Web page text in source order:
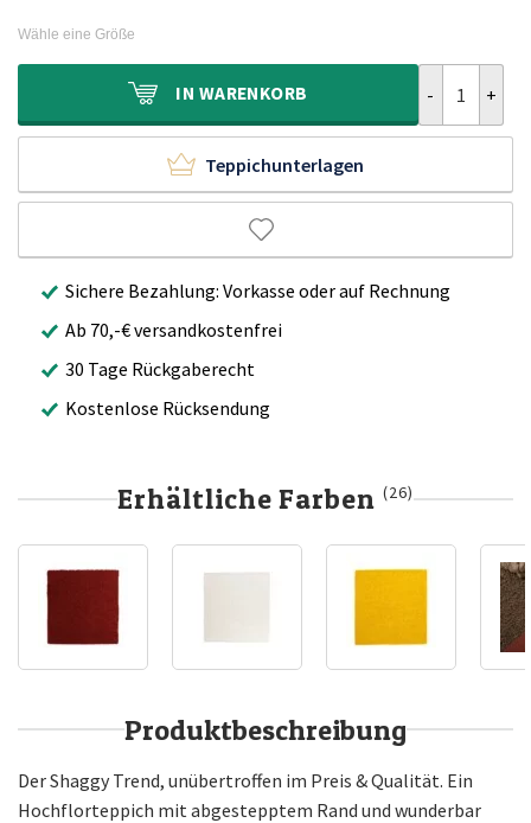
Wähle eine Größe
IN WARENKORB
Teppichunterlagen
Sichere Bezahlung: Vorkasse oder auf Rechnung
Ab 70,-€ versandkostenfrei
30 Tage Rückgaberecht
Kostenlose Rücksendung
Erhältliche Farben(26)
Produktbeschreibung
Der Shaggy Trend, unübertroffen im Preis & Qualität. Ein
Hochflorteppich mit abgestepptem Rand und wunderbar